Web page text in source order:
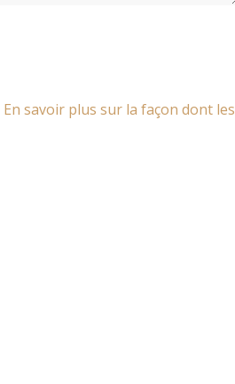
En savoir plus sur la façon dont les